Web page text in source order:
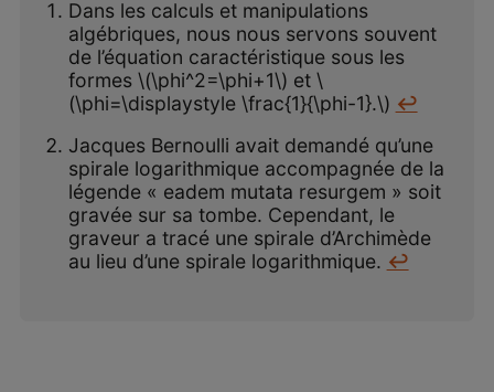
Dans les calculs et manipulations
algébriques, nous nous servons souvent
de l’équation caractéristique sous les
formes \(\phi^2=\phi+1\) et \
(\phi=\displaystyle \frac{1}{\phi-1}.\) ↩
Jacques Bernoulli avait demandé qu’une
spirale logarithmique accompagnée de la
légende « eadem mutata resurgem » soit
gravée sur sa tombe. Cependant, le
graveur a tracé une spirale d’Archimède
au lieu d’une spirale logarithmique. ↩